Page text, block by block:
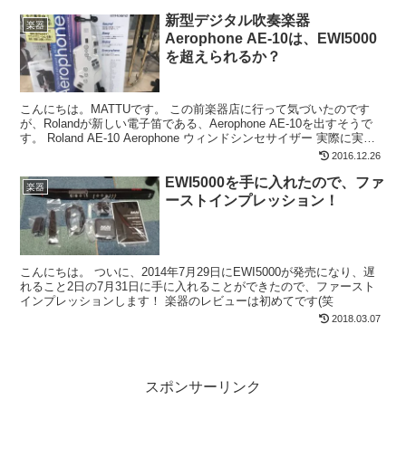
楽器
新型デジタル吹奏楽器
Aerophone AE-10は、EWI5000
を超えられるか？
こんにちは。MATTUです。 この前楽器店に行って気づいたのです
が、Rolandが新しい電子笛である、Aerophone AE-10を出すそうで
す。 Roland AE-10 Aerophone ウィンドシンセサイザー 実際に実家
2016.12.26
楽器
EWI5000を手に入れたので、ファ
ーストインプレッション！
こんにちは。 ついに、2014年7月29日にEWI5000が発売になり、遅
れること2日の7月31日に手に入れることができたので、ファースト
インプレッションします！ 楽器のレビューは初めてです(笑
2018.03.07
スポンサーリンク